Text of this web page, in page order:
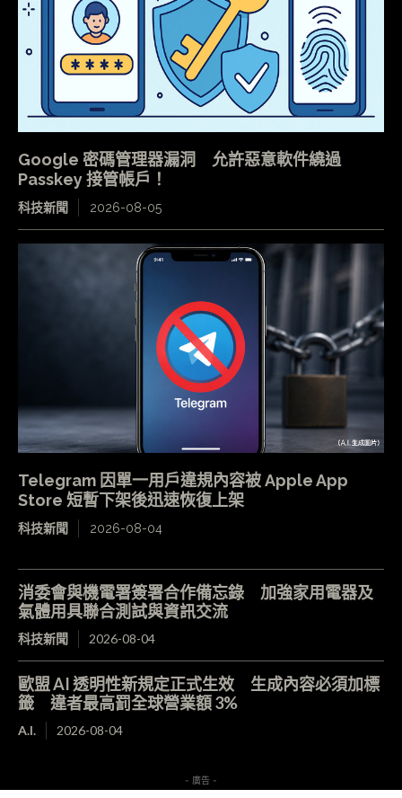
Google 密碼管理器漏洞 允許惡意軟件繞過
Passkey 接管帳戶！
科技新聞 2026-08-05
Telegram 因單一用戶違規內容被 Apple App
Store 短暫下架後迅速恢復上架
科技新聞 2026-08-04
消委會與機電署簽署合作備忘錄 加強家用電器及
氣體用具聯合測試與資訊交流
科技新聞 2026-08-04
歐盟 AI 透明性新規定正式生效 生成內容必須加標
籤 違者最高罰全球營業額 3%
A.I. 2026-08-04
- 廣告 -